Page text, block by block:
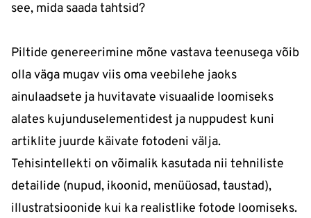
see, mida saada tahtsid?
Piltide genereerimine mõne vastava teenusega võib
olla väga mugav viis oma veebilehe jaoks
ainulaadsete ja huvitavate visuaalide loomiseks
alates kujunduselementidest ja nuppudest kuni
artiklite juurde käivate fotodeni välja.
Tehisintellekti on võimalik kasutada nii tehniliste
detailide (nupud, ikoonid, menüüosad, taustad),
illustratsioonide kui ka realistlike fotode loomiseks.